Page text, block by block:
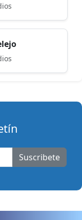
Suscribete